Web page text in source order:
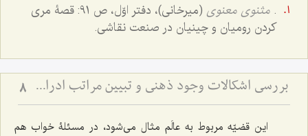
. مثنوی معنوی
(میرخانی)، دفتر اوّل، ص 91: قصۀ مری
کردن رومیان و چینیان در صنعت نقاشی.
بررسی اشکالات وجود ذهنی و تبیین مراتب ادراکی - تحلیل جایگاه قوا و نسبت میان عالم ذهن و خارج 8
این قضیّه مربوط به عالَم مثال مى‌شود، در مسئلۀ خواب هم